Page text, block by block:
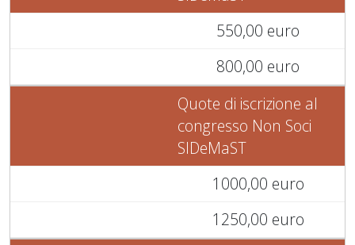
550,00 euro
800,00 euro
Quote di iscrizione al
congresso Non Soci
SIDeMaST
1000,00 euro
1250,00 euro